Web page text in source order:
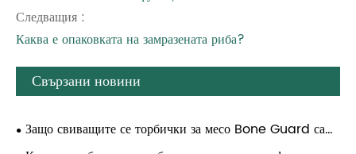
Следващия :
Каква е опаковката на замразената риба?
Свързани новини
Защо свиващите се торбички за месо Bone Guard са
от съществено значение за защита на първокласни месни